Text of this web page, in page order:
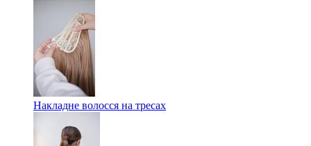
Накладне волосся на тресах